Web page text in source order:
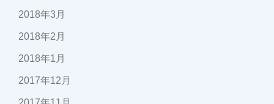
2018年3月
2018年2月
2018年1月
2017年12月